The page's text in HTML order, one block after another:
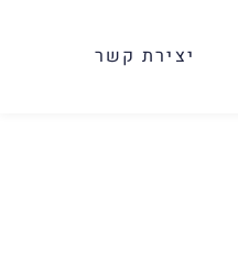
יצירת קשר